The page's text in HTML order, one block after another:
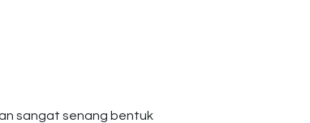
sangat senang bentuk